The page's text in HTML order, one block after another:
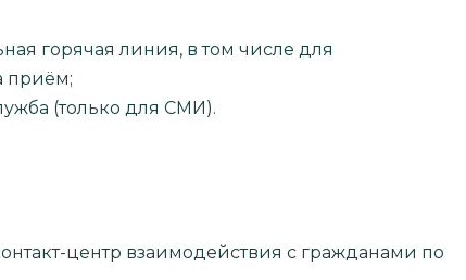
горячая линия, в том числе для
приём;
(только для СМИ).
центр взаимодействия с гражданами по